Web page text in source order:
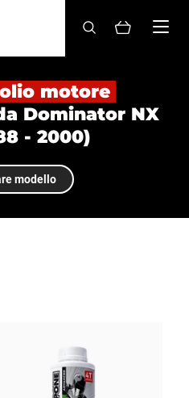
motore
Dominator NX
- 2000)
modello